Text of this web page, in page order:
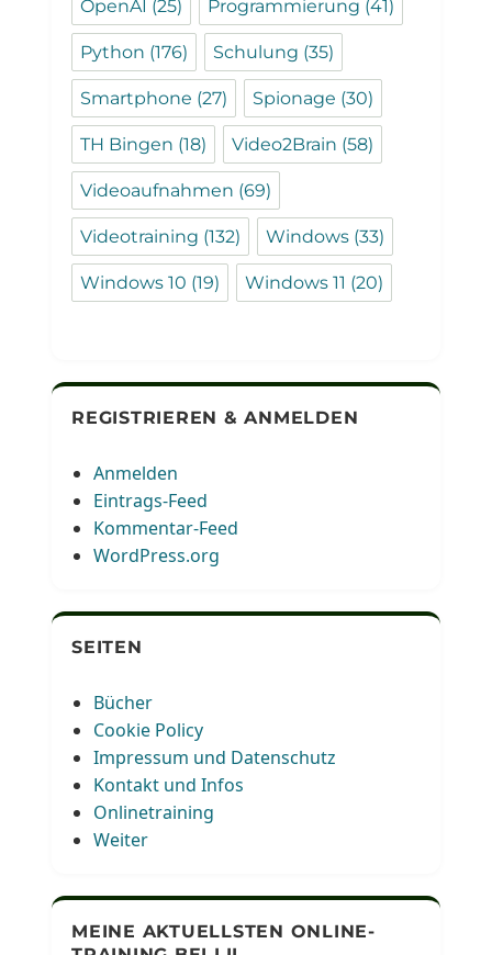
OpenAI (25) Programmierung (41)
Python (176) Schulung (35)
Smartphone (27) Spionage (30)
TH Bingen (18) Video2Brain (58)
Videoaufnahmen (69)
Videotraining (132) Windows (33)
Windows 10 (19) Windows 11 (20)
REGISTRIEREN & ANMELDEN
Anmelden
Eintrags-Feed
Kommentar-Feed
WordPress.org
SEITEN
Bücher
Cookie Policy
Impressum und Datenschutz
Kontakt und Infos
Onlinetraining
Weiter
MEINE AKTUELLSTEN ONLINE-